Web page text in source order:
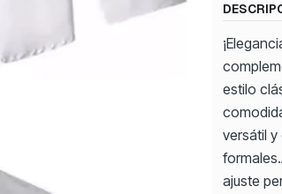
estilo
versátil
ajuste